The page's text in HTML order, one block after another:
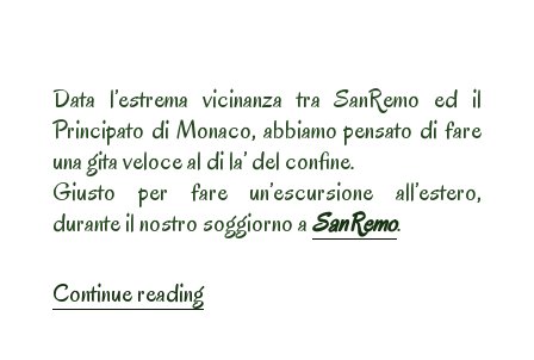
Data l’estrema vicinanza tra SanRemo ed il
Principato di Monaco, abbiamo pensato di fare
una gita veloce al di la’ del confine.
Giusto per fare un’escursione all’estero,
durante il nostro soggiorno aSanRemo.
Continue reading“Principato